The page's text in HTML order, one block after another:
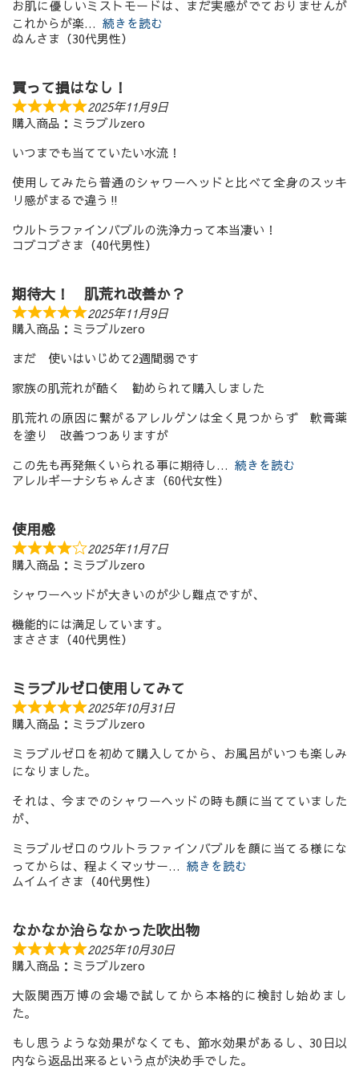
お肌に優しいミストモードは、まだ実感がでておりませんが
これからが楽
続きを読む
ぬんさま（30代男性）
買って損はなし！
2025年11月9日
購入商品：ミラブルzero
いつまでも当てていたい水流！
使用してみたら普通のシャワーヘッドと比べて全身のスッキ
リ感がまるで違う‼︎
ウルトラファインバブルの洗浄力って本当凄い！
コブコブさま（40代男性）
期待大！ 肌荒れ改善か？
2025年11月9日
購入商品：ミラブルzero
まだ 使いはいじめて2週間弱です
家族の肌荒れが酷く 勧められて購入しました
肌荒れの原因に繋がるアレルゲンは全く見つからず 軟膏薬
を塗り 改善つつありますが
この先も再発無くいられる事に期待し
続きを読む
アレルギーナシちゃんさま（60代女性）
使用感
2025年11月7日
購入商品：ミラブルzero
シャワーヘッドが大きいのが少し難点ですが、
機能的には満足しています。
まささま（40代男性）
ミラブルゼロ使用してみて
2025年10月31日
購入商品：ミラブルzero
ミラブルゼロを初めて購入してから、お風呂がいつも楽しみ
になりました。
それは、今までのシャワーヘッドの時も顔に当てていました
が、
ミラブルゼロのウルトラファインバブルを顔に当てる様にな
ってからは、程よくマッサー
続きを読む
ムイムイさま（40代男性）
なかなか治らなかった吹出物
2025年10月30日
購入商品：ミラブルzero
大阪関西万博の会場で試してから本格的に検討し始めまし
た。
もし思うような効果がなくても、節水効果があるし、30日以
内なら返品出来るという点が決め手でした。